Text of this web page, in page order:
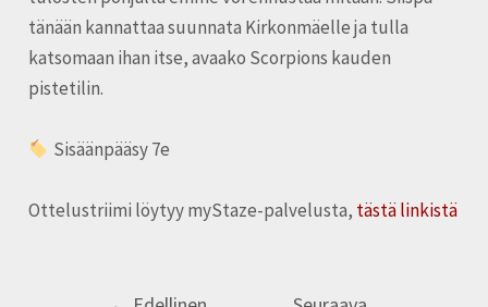
tänään kannattaa suunnata Kirkonmäelle ja tulla
katsomaan ihan itse, avaako Scorpions kauden
pistetilin.
Sisäänpääsy 7e
Ottelustriimi löytyy myStaze-palvelusta, tästä linkistä